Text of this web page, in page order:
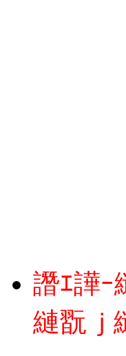
譖ｴ譁
縺翫ｊ